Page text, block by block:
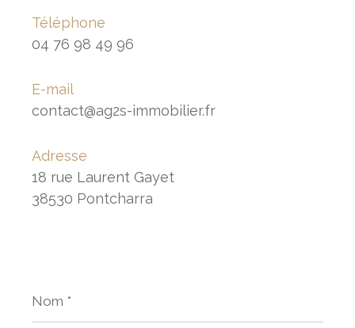
Téléphone
04 76 98 49 96
E-mail
contact@ag2s-immobilier.fr
Adresse
18 rue Laurent Gayet
38530 Pontcharra
*